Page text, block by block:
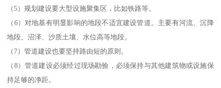
（5）规划建设要大型设施聚集区，比如铁路等。
（6）对地基有明显影响的地段不适宜建设管道。主要有河流、沉降
地段、沼泽、沙质土壤、水位高等地段。
（7）管道建设也要坚持路由短的原则。
（8）管道建设必须经过现场勘验，必须保持与其他建筑物或设施保
持足够的净距。